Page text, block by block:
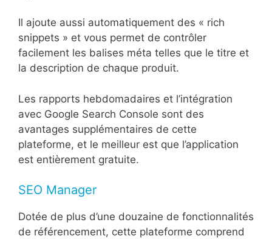
Il ajoute aussi automatiquement des « rich
snippets » et vous permet de contrôler
facilement les balises méta telles que le titre et
la description de chaque produit.
Les rapports hebdomadaires et l’intégration
avec Google Search Console sont des
avantages supplémentaires de cette
plateforme, et le meilleur est que l’application
est entièrement gratuite.
SEO Manager
Dotée de plus d’une douzaine de fonctionnalités
de référencement, cette plateforme comprend